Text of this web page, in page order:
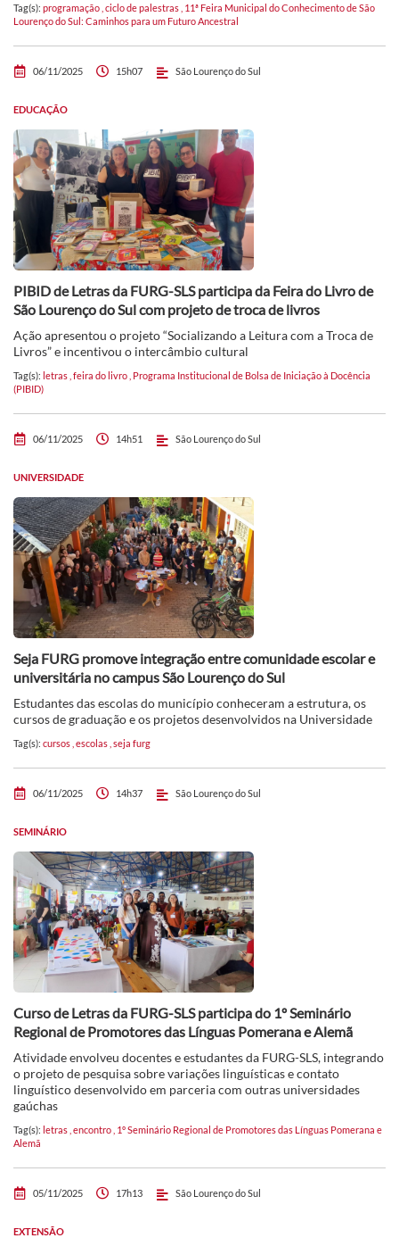
Tag(s): programação ciclo de palestras 11ª Feira Municipal do Conhecimento de São
Lourenço do Sul: Caminhos para um Futuro Ancestral
06/11/2025 15h07 São Lourenço do Sul
EDUCAÇÃO
PIBID de Letras da FURG-SLS participa da Feira do Livro de
São Lourenço do Sul com projeto de troca de livros
Ação apresentou o projeto “Socializando a Leitura com a Troca de
Livros” e incentivou o intercâmbio cultural
Tag(s): letras feira do livro Programa Institucional de Bolsa de Iniciação à Docência
(PIBID)
06/11/2025 14h51 São Lourenço do Sul
UNIVERSIDADE
Seja FURG promove integração entre comunidade escolar e
universitária no campus São Lourenço do Sul
Estudantes das escolas do município conheceram a estrutura, os
cursos de graduação e os projetos desenvolvidos na Universidade
Tag(s): cursos escolas seja furg
06/11/2025 14h37 São Lourenço do Sul
SEMINÁRIO
Curso de Letras da FURG-SLS participa do 1º Seminário
Regional de Promotores das Línguas Pomerana e Alemã
Atividade envolveu docentes e estudantes da FURG-SLS, integrando
o projeto de pesquisa sobre variações linguísticas e contato
linguístico desenvolvido em parceria com outras universidades
gaúchas
Tag(s): letras encontro 1º Seminário Regional de Promotores das Línguas Pomerana e
Alemã
05/11/2025 17h13 São Lourenço do Sul
EXTENSÃO